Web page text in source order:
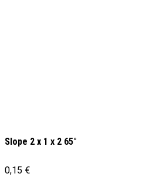
Slope 2 x 1 x 2 65°
0,15 €